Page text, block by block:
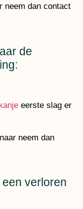
neem dan contact
de
eerste slag er
neem dan
verloren